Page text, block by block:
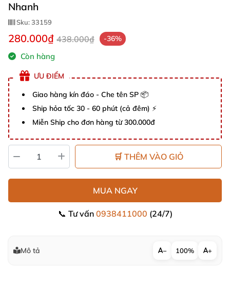
Nhanh
Sku:33159
280.000₫ 438.000₫ -36%
Còn hàng
ƯU ĐIỂM
Giao hàng kín đáo - Che tên SP 📦
Ship hỏa tốc 30 - 60 phút (cả đêm) ⚡
Miễn Ship cho đơn hàng từ 300.000đ
🛒 THÊM VÀO GIỎ
MUA NGAY
📞 Tư vấn 0938411000 (24/7)
Mô tả − 100% +